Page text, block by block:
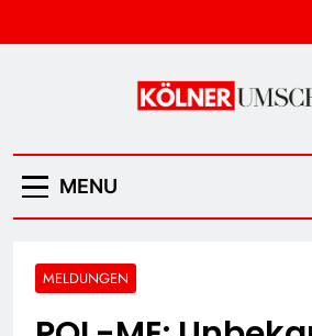
to
Kölner
MENU
MELDUNGEN